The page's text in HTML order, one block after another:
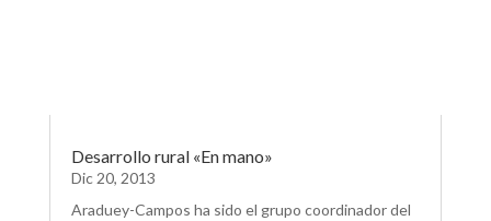
Desarrollo rural «En mano»
Dic 20, 2013
Araduey-Campos ha sido el grupo coordinador del